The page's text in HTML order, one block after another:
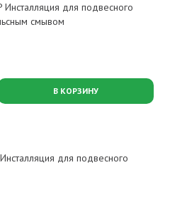
Инсталляция для подвесного
смывом
В КОРЗИНУ
для подвесного